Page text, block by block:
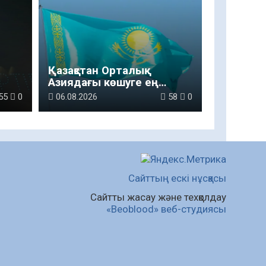
0
Қазақстан Орталық
Азиядағы көшуге ең
қолайлы ел атанды
06.08.2026 58 0
Сайттың ескі нұсқасы
Сайтты жасау және техқолдау
«Beoblood» веб-студиясы